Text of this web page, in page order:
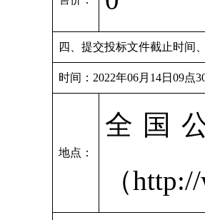
四、提交投标文件截止时间
时间：2022年06月14日09点
地点：
全国
（